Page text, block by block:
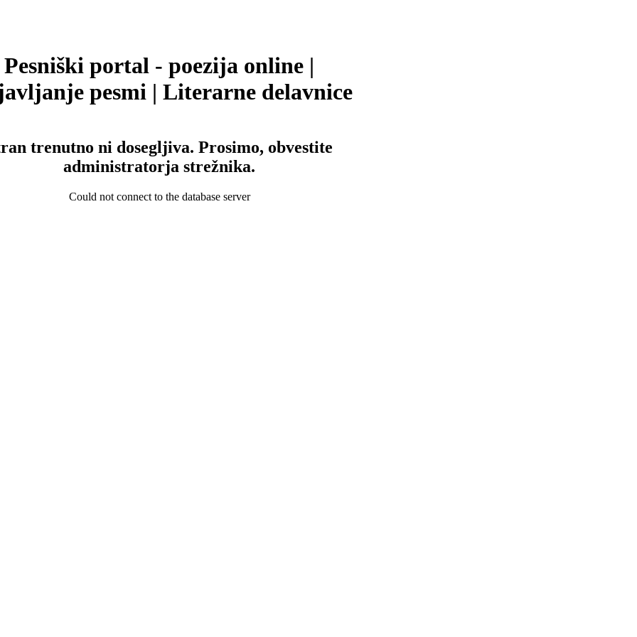
Pesniški portal - poezija online |
pesmi | Literarne delavnice
trenutno ni dosegljiva. Prosimo, obvestite
administratorja strežnika.
Could not connect to the database server